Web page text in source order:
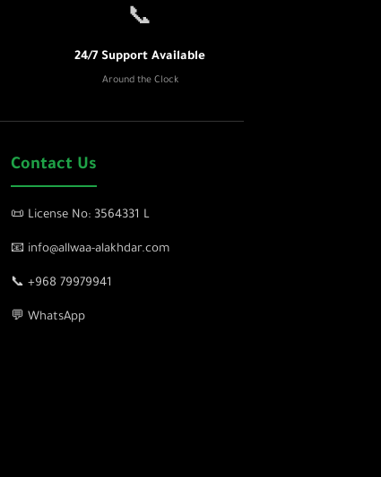
📞
24/7 Support Available
Around the Clock
Contact Us
📜 License No: 3564331 L
📧 info@allwaa-alakhdar.com
📞 +968 79979941
💬 WhatsApp